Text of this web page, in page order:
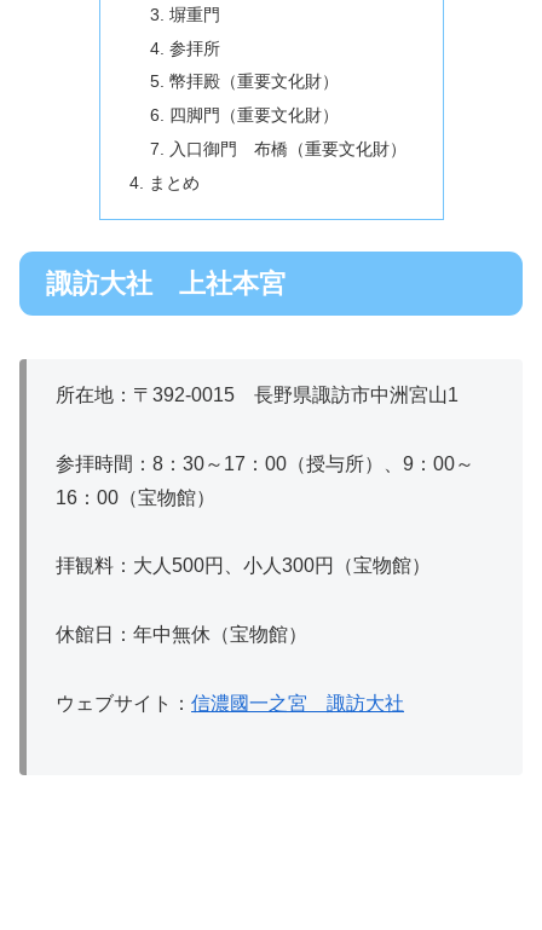
塀重門
参拝所
幣拝殿（重要文化財）
四脚門（重要文化財）
入口御門 布橋（重要文化財）
まとめ
諏訪大社 上社本宮
所在地：〒392‐0015 長野県諏訪市中洲宮山1
参拝時間：8：30～17：00（授与所）、9：00～
16：00（宝物館）
拝観料：大人500円、小人300円（宝物館）
休館日：年中無休（宝物館）
ウェブサイト： 信濃國一之宮 諏訪大社